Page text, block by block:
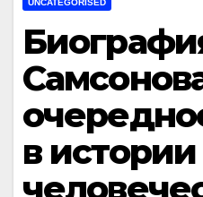
UNCATEGORISED
в истории